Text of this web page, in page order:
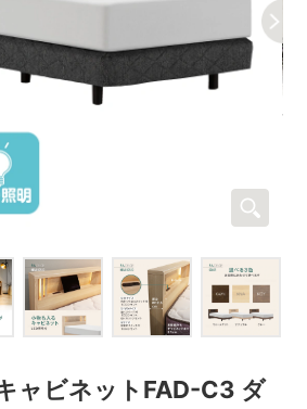
ャビネットFAD-C3 ダ